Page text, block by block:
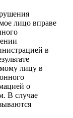
лицо вправе
в
лицу в
о
В случае